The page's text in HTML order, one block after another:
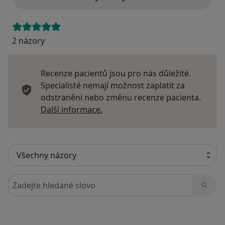
2 názory
Recenze pacientů jsou pro nás důležité.
Specialisté nemají možnost zaplatit za
odstranění nebo změnu recenze pacienta.
Další informace.
Hledejte v názorech